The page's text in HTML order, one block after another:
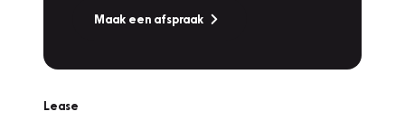
Maak een afspraak
Lease